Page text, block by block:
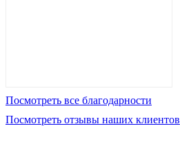
Посмотреть все благодарности
Посмотреть отзывы наших клиентов